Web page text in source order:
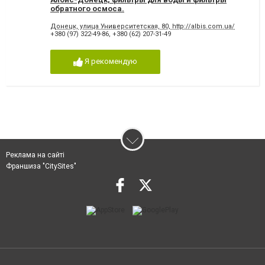
обратного осмоса.
Донецк, улица Университетская, 80, http://albis.com.ua/
+380 (97) 322-49-86, +380 (62) 207-31-49
Я рекомендую
Реклама на сайті
Франшиза "CitySites"